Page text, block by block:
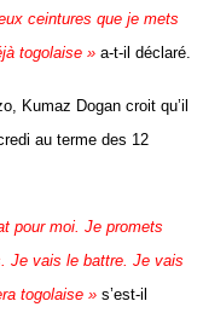
ceintures que je mets
togolaise » a-t-il déclaré.
Kumaz Dogan croit qu’il
au terme des 12
pour moi. Je promets
Je vais le battre. Je vais
togolaise » s’est-il